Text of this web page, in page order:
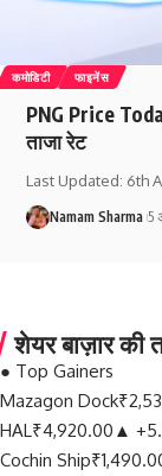
कमोडिटी फाइनेंस
PNG Price
ताजा रेट
Last Updated: 6th
Namam Sharma 5
शेयर बाज़ार की
● Top Gainers
Mazagon Dock
HAL₹4,920.00 ▲
Cochin Ship